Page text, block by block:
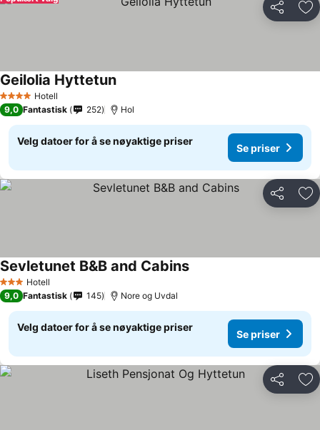
Del
4 StjernerHotell
Geilolia Hyttetun
9,0 Fantastisk 252 Hol
Velg datoer for å se nøyaktige priser
Se priser
Del
3 StjernerHotell
Sevletunet B&B and Cabins
9,0 Fantastisk 145 Nore og Uvdal
Velg datoer for å se nøyaktige priser
Se priser
Del